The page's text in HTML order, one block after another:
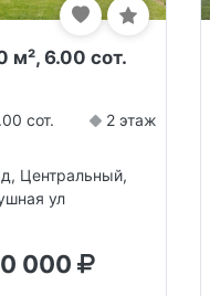
м², 6.00 сот.
сот. 2 этаж
Центральный,
ул
000